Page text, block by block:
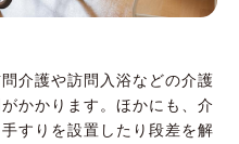
介護や訪問入浴などの介護
かかります。ほかにも、介
すりを設置したり段差を解